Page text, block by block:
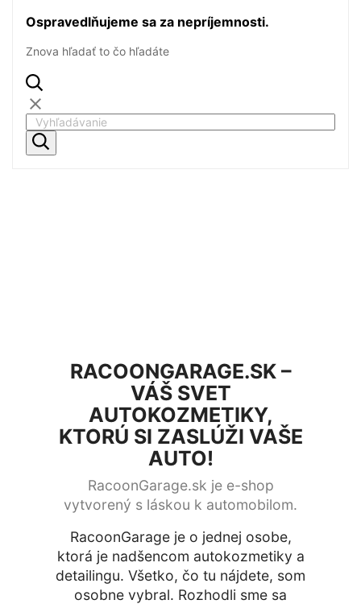
Ospravedlňujeme sa za nepríjemnosti.
Znova hľadať to čo hľadáte

RACOONGARAGE.SK –
VÁŠ SVET
AUTOKOZMETIKY,
KTORÚ SI ZASLÚŽI VAŠE
AUTO!
RacoonGarage.sk je e-shop
vytvorený s láskou k automobilom.
RacoonGarage je o jednej osobe,
ktorá je nadšencom autokozmetiky a
detailingu. Všetko, čo tu nájdete, som
osobne vybral. Rozhodli sme sa